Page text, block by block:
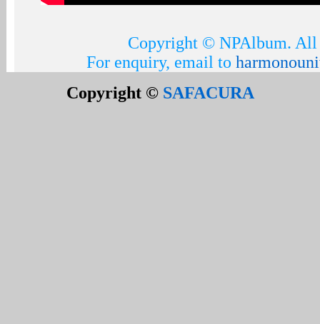
Copyright © NPAlbum. All
For enquiry, email to
Copyright © SAFACURA